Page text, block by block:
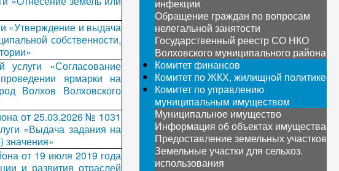
«Утверждение и выдача
собственности,
услуги «Согласование
ярмарки на
Волхов Волховского
от 25.03.2026 № 1031
«Выдача задания на
значения»
от 19 июля 2019 года
и развития отраслей
инфекции
Обращение граждан по вопросам
нелегальной занятости
Государственный реестр СО НКО
Волховского муниципального района
Комитет финансов
Комитет по ЖКХ, жилищной политике
Комитет по управлению
муниципальным имуществом
Муниципальное имущество
Информация об объектах имущества
Предоставление земельных участков
Земельные участки для сельхоз.
использования